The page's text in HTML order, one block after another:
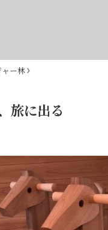
ー林
旅に出る